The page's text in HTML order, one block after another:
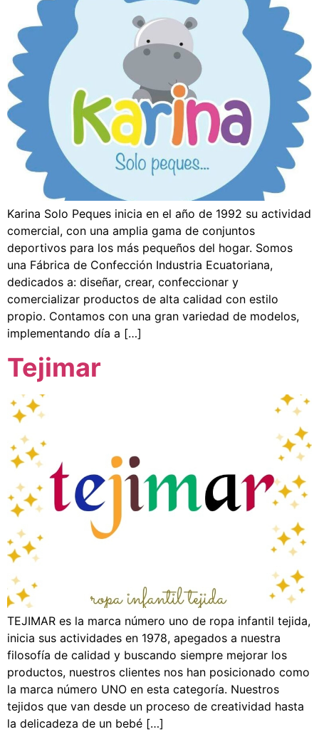
Karina Solo Peques inicia en el año de 1992 su actividad
comercial, con una amplia gama de conjuntos
deportivos para los más pequeños del hogar. Somos
una Fábrica de Confección Industria Ecuatoriana,
dedicados a: diseñar, crear, confeccionar y
comercializar productos de alta calidad con estilo
propio. Contamos con una gran variedad de modelos,
implementando día a […]
Tejimar
TEJIMAR es la marca número uno de ropa infantil tejida,
inicia sus actividades en 1978, apegados a nuestra
filosofía de calidad y buscando siempre mejorar los
productos, nuestros clientes nos han posicionado como
la marca número UNO en esta categoría. Nuestros
tejidos que van desde un proceso de creatividad hasta
la delicadeza de un bebé […]